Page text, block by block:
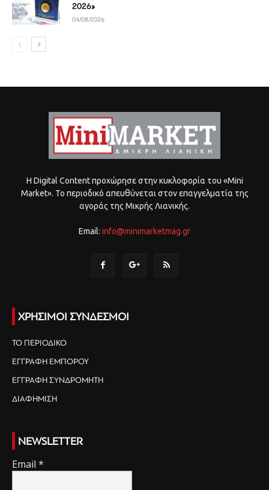
2026»
04/08/2026
Η Digital Content προχώρησε στην κυκλοφορία του «Mini
Market». Το περιοδικό απευθύνεται στον επαγγελματία της
αγοράς της Μικρής Λιανικής.
Email: info@minimarketmag.gr
ΧΡΗΣΙΜΟΙ ΣΥΝΔΕΣΜΟΙ
ΤΟ ΠΕΡΙΟΔΙΚΟ
ΕΓΓΡΑΦΗ ΕΜΠΟΡΟΥ
ΕΓΓΡΑΦΗ ΣΥΝΔΡΟΜΗΤΗ
ΔΙΑΦΗΜΙΣΗ
NEWSLETTER
Email *